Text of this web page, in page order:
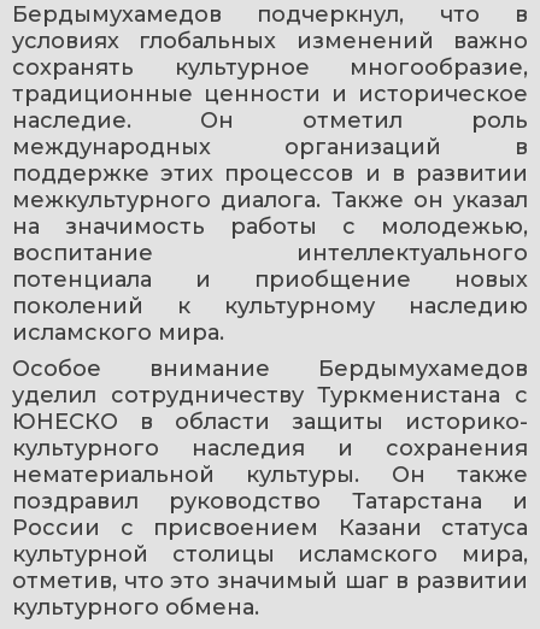
Бердымухамедов подчеркнул, что в
условиях глобальных изменений важно
сохранять культурное многообразие,
традиционные ценности и историческое
наследие. Он отметил роль
международных организаций в
поддержке этих процессов и в развитии
межкультурного диалога. Также он указал
на значимость работы с молодежью,
воспитание интеллектуального
потенциала и приобщение новых
поколений к культурному наследию
исламского мира.
Особое внимание Бердымухамедов
уделил сотрудничеству Туркменистана с
ЮНЕСКО в области защиты историко-
культурного наследия и сохранения
нематериальной культуры. Он также
поздравил руководство Татарстана и
России с присвоением Казани статуса
культурной столицы исламского мира,
отметив, что это значимый шаг в развитии
культурного обмена.